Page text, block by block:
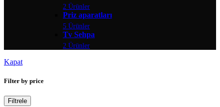
2 Ürünler
Priz aparatları
5 Ürünler
Tv Sehpa
2 Ürünler
Kapat
Filter by price
Filtrele